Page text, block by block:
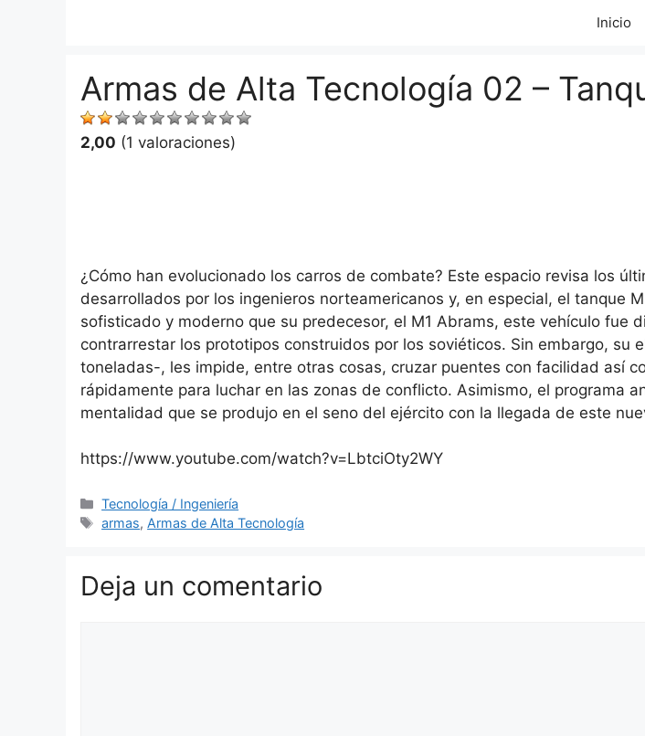
Inicio
Armas de Alta Tecnología 02 –
2,00 (1 valoraciones)
¿Cómo han evolucionado los carros de combate? Este espacio revisa los
desarrollados por los ingenieros norteamericanos y, en especial, el tanque
sofisticado y moderno que su predecesor, el M1 Abrams, este vehículo fue
contrarrestar los prototipos construidos por los soviéticos. Sin embargo, su
toneladas-, les impide, entre otras cosas, cruzar puentes con facilidad así
rápidamente para luchar en las zonas de conflicto. Asimismo, el programa
mentalidad que se produjo en el seno del ejército con la llegada de este
https://www.youtube.com/watch?v=LbtciOty2WY
Categorías
Tecnología / Ingeniería
Etiquetas
armas, Armas de Alta Tecnología
Deja un comentario